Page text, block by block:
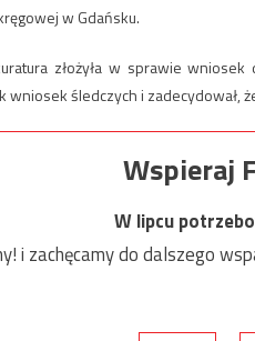
w Gdańsku.
złożyła w sprawie
wniosek śledczych i zadecydował,
Wspieraj
W lipcu
i zachęcamy do dalszego